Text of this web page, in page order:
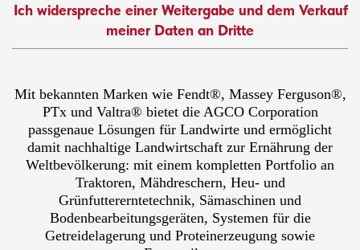
Ich widerspreche einer Weitergabe und dem Verkauf
meiner Daten an Dritte
Mit bekannten Marken wie Fendt®, Massey Ferguson®,
PTx und Valtra® bietet die AGCO Corporation
passgenaue Lösungen für Landwirte und ermöglicht
damit nachhaltige Landwirtschaft zur Ernährung der
Weltbevölkerung: mit einem kompletten Portfolio an
Traktoren, Mähdreschern, Heu- und
Grünfuttererntetechnik, Sämaschinen und
Bodenbearbeitungsgeräten, Systemen für die
Getreidelagerung und Proteinerzeugung sowie